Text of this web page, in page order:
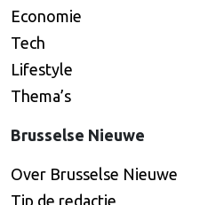
Economie
Tech
Lifestyle
Thema’s
Brusselse Nieuwe
Over Brusselse Nieuwe
Tip de redactie